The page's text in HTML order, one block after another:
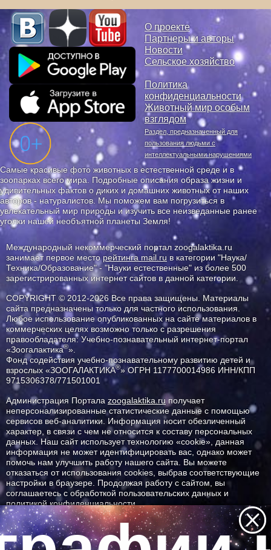
О проекте
Партнеры и авторы
Новости
Сельское хозяйство
Политика
конфиденциальности
Животный мир особым
взглядом
Раздел, предназначенный для
пользования людьми с
интеллектуальными нарушениями
Самые красивые фото животных в естественной среде и в
зоопарках всего мира. Подробные описания образа жизни и
удивительных фактов о диких и домашних животных от наших
авторов - натуралистов. Мы поможем вам погрузиться в
увлекательный мир природы и изучить все неизведанные ранее
уголки нашей необъятной планеты Земля!
Международный некоммерческий портал zoogalaktika.ru
занимает первое месторейтинга mail.ru в категории "Наука/
Техника/Образование" - "Науки естественные" из более 500
зарегистрированных интернет сайтов в данной категории.
COPYRIGHT © 2012-2026 Все права защищены. Материалы
сайта предназначены только для частного использования.
Любое использование опубликованных на сайте материалов в
коммерческих целях возможно только с разрешения
правообладателя: Учебно-познавательный интернет-портал
«Зоогалактика®».
Фонд содействия учебно-познавательному развитию детей и
взрослых «ЗООГАЛАКТИКА®» ОГРН 1177700014986 ИНН/КПП
9715306378/771501001
Администрация Портала zoogalaktika.ruполучает
неперсонализированные статистические данные с помощью
сервисов веб-аналитики. Информация носит обезличенный
характер, в связи с чем не относится к составу персональных
данных. Наш сайт использует технологию «cookie», данная
информация не может идентифицировать вас, однако может
помочь нам улучшить работу нашего сайта. Вы можете
отказаться от использования cookies, выбрав соответствующие
настройки в браузере. Продолжая работу с сайтом, вы
соглашаетесь с обработкой пользовательских данных и
политикой конфиденциальности.
ID ресурса: 4100